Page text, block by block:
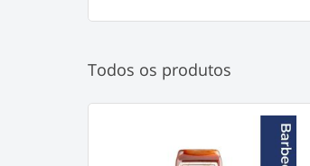
Todos os produtos